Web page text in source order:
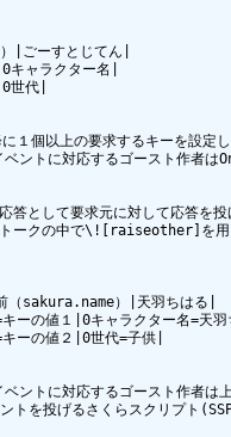
|ごーすとじてん|
ャラクター名|
世代|
個以上の要求するキーを設定
ントに対応するゴースト作
として要求元に対して応答を
ークの中で\![raiseother]を用
（sakura.name）|天羽ちはる|
ーの値１|0キャラクター名=天
ーの値２|0世代=子供|
ントに対応するゴースト作者
トを投げるさくらスクリプト